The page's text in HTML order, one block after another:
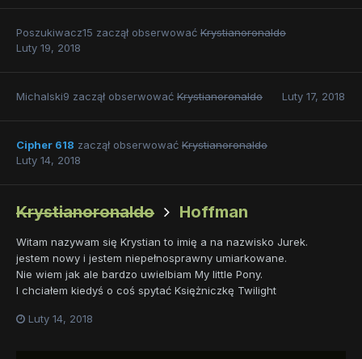
Poszukiwacz15 zaczął obserwować Krystianoronaldo
Luty 19, 2018
Michalski9 zaczął obserwować Krystianoronaldo Luty 17, 2018
Cipher 618 zaczął obserwować Krystianoronaldo
Luty 14, 2018
Krystianoronaldo Hoffman
Witam nazywam się Krystian to imię a na nazwisko Jurek.
jestem nowy i jestem niepełnosprawny umiarkowane.
Nie wiem jak ale bardzo uwielbiam My little Pony.
I chciałem kiedyś o coś spytać Księżniczkę Twilight
Luty 14, 2018